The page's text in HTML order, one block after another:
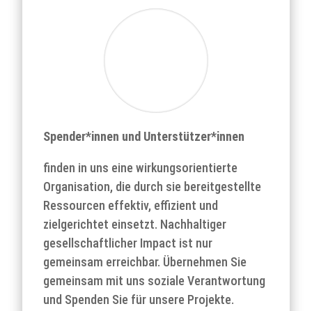
Spender*innen und Unterstützer*innen
finden in uns eine wirkungsorientierte
Organisation, die durch sie bereitgestellte
Ressourcen effektiv, effizient und
zielgerichtet einsetzt. Nachhaltiger
gesellschaftlicher Impact ist nur
gemeinsam erreichbar. Übernehmen Sie
gemeinsam mit uns soziale Verantwortung
und Spenden Sie für unsere Projekte.